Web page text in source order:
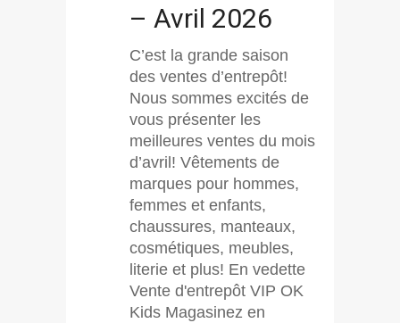
– Avril 2026
C’est la grande saison
des ventes d’entrepôt!
Nous sommes excités de
vous présenter les
meilleures ventes du mois
d’avril! Vêtements de
marques pour hommes,
femmes et enfants,
chaussures, manteaux,
cosmétiques, meubles,
literie et plus! En vedette
Vente d'entrepôt VIP OK
Kids Magasinez en